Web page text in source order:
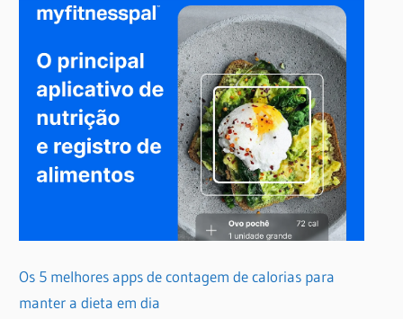
Os 5 melhores apps de contagem de calorias para
manter a dieta em dia